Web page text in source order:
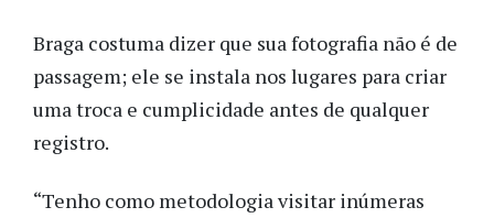
Braga costuma dizer que sua fotografia não é de
passagem; ele se instala nos lugares para criar
uma troca e cumplicidade antes de qualquer
registro.
“Tenho como metodologia visitar inúmeras